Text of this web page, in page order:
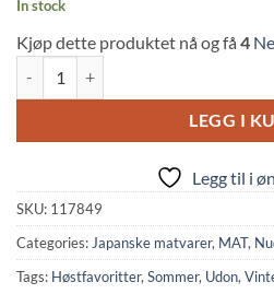
In stock
Kjøp dette produktet nå og få 4
LEGG I
Legg til i
SKU: 117849
Categories:Japanske matvarer, MAT,
Tags: Høstfavoritter,Sommer, Udon,